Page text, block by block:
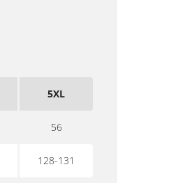
5XL
56
128-131